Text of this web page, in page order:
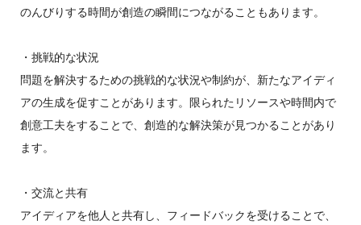
のんびりする時間が創造の瞬間につながることもあります。
・挑戦的な状況
問題を解決するための挑戦的な状況や制約が、新たなアイディ
アの生成を促すことがあります。限られたリソースや時間内で
創意工夫をすることで、創造的な解決策が見つかることがあり
ます。
・交流と共有
アイディアを他人と共有し、フィードバックを受けることで、